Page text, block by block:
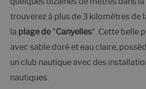
trouverez à plus de 3 kilomètres de
la plage de "Canyelles". Cette belle
avec sable doré et eau claire,
un club nautique avec des
nautiques.